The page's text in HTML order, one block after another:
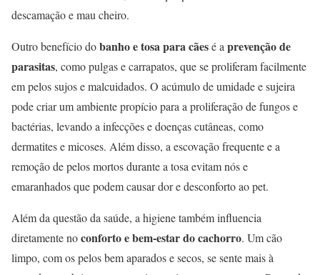
descamação e mau cheiro.
Outro benefício dobanho e tosa para cãesé a prevenção de
parasitas, como pulgas e carrapatos, que se proliferam facilmente
em pelos sujos e malcuidados. O acúmulo de umidade e sujeira
pode criar um ambiente propício para a proliferação de fungos e
bactérias, levando a infecções e doenças cutâneas, como
dermatites e micoses. Além disso, a escovação frequente e a
remoção de pelos mortos durante a tosa evitam nós e
emaranhados que podem causar dor e desconforto ao pet.
Além da questão da saúde, a higiene também influencia
diretamente noconforto e bem-estar do cachorro. Um cão
limpo, com os pelos bem aparados e secos, se sente mais à